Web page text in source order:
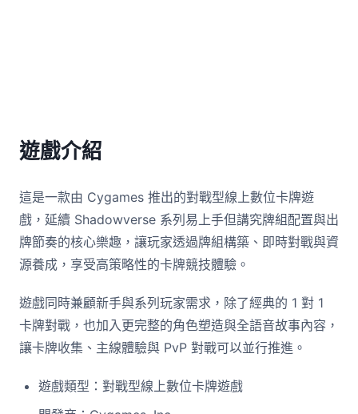
遊戲介紹
這是一款由 Cygames 推出的對戰型線上數位卡牌遊
戲，延續 Shadowverse 系列易上手但講究牌組配置與出
牌節奏的核心樂趣，讓玩家透過牌組構築、即時對戰與資
源養成，享受高策略性的卡牌競技體驗。
遊戲同時兼顧新手與系列玩家需求，除了經典的 1 對 1
卡牌對戰，也加入更完整的角色塑造與全語音故事內容，
讓卡牌收集、主線體驗與 PvP 對戰可以並行推進。
遊戲類型：對戰型線上數位卡牌遊戲